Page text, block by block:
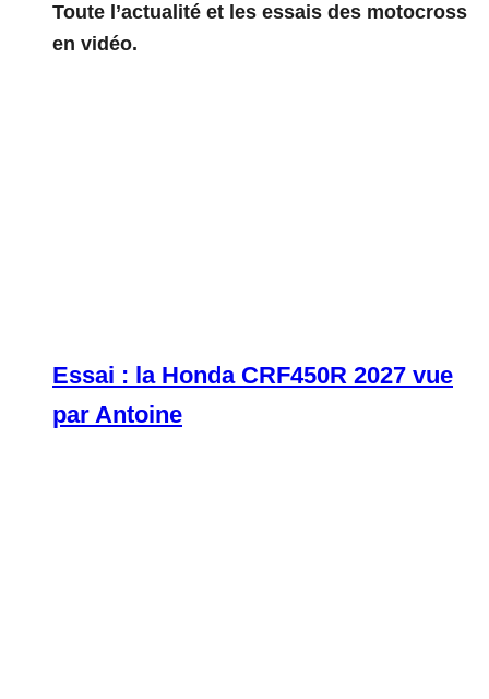
Toute l’actualité et les essais des motocross
en vidéo.
Essai : la Honda CRF450R 2027 vue
par Antoine